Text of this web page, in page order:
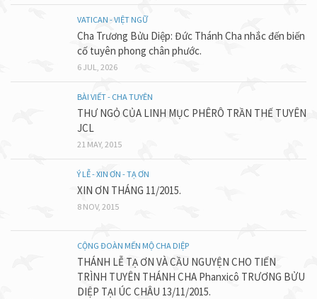
VATICAN - VIỆT NGỮ
Cha Trương Bửu Diệp: Đức Thánh Cha nhắc đến biến
cố tuyên phong chân phước.
6 JUL, 2026
BÀI VIẾT - CHA TUYÊN
THƯ NGỎ CỦA LINH MỤC PHÊRÔ TRẦN THẾ TUYÊN
JCL
21 MAY, 2015
Ý LỄ - XIN ƠN - TẠ ƠN
XIN ƠN THÁNG 11/2015.
8 NOV, 2015
CỘNG ĐOÀN MẾN MỘ CHA DIỆP
THÁNH LỄ TẠ ƠN VÀ CẦU NGUYỆN CHO TIẾN
TRÌNH TUYÊN THÁNH CHA Phanxicô TRƯƠNG BỬU
DIỆP TẠI ÚC CHÂU 13/11/2015.